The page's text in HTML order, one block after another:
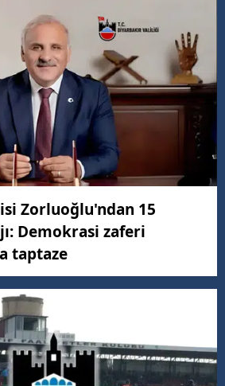
Zorluoğlu'ndan 15
Demokrasi zaferi
taptaze